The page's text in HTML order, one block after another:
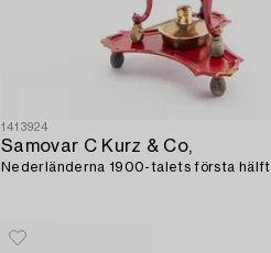
1413924
Samovar C Kurz & Co,
Nederländerna 1900-talets första hälft.